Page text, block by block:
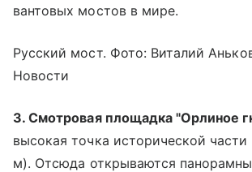
вантовых мостов в мире.
Русский мост. Фото: Виталий
Новости
3. Смотровая площадка "Орлиное
высокая точка исторической части
м). Отсюда открываются